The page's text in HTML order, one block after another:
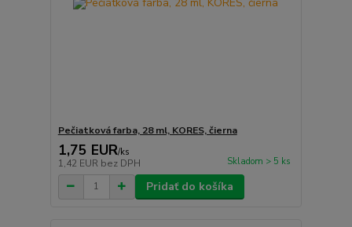
Pečiatková farba, 28 ml, KORES, čierna
1,75 EUR/ks
1,42 EUR bez DPH Skladom > 5 ks
Pridať do košíka